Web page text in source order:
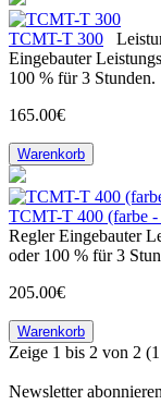
ТСМT-T 300
Eingebauter
100 % für 3 Stunden.
165.00€
Warenkorb
ТСМT-T 400 (farbe -
Regler Eingebauter
oder 100 % für 3
205.00€
Warenkorb
Zeige 1 bis 2 von 2
Newsletter abonnieren